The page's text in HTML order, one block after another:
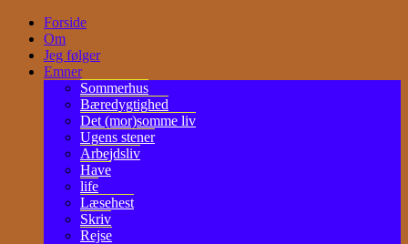
Forside
Om
Jeg følger
Emner
Sommerhus
Bæredygtighed
Det (mor)somme liv
Ugens stener
Arbejdsliv
Have
life
Læsehest
Skriv
Rejse